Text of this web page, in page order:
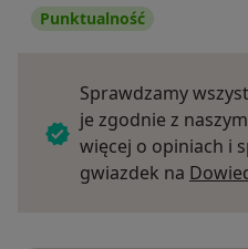
Punktualność
Sprawdzamy
je zgodnie z
więcej o opiniach i
gwiazdek na